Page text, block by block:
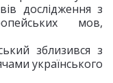
дослідження з
мов,
зблизився з
українського